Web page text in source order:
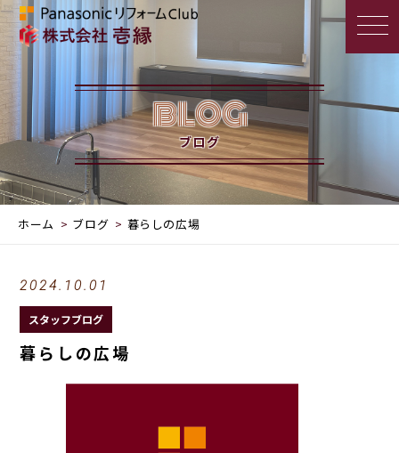
BLOG
ブログ
ホーム ブログ 暮らしの広場
2024.10.01
スタッフブログ
暮らしの広場